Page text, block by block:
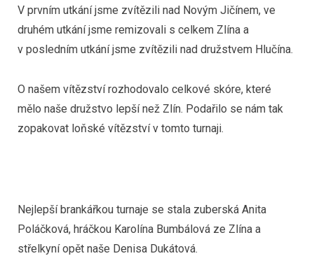
V prvním utkání jsme zvítězili nad Novým Jičínem, ve
druhém utkání jsme remizovali s celkem Zlína a
v posledním utkání jsme zvítězili nad družstvem Hlučína.
O našem vítězství rozhodovalo celkové skóre, které
mělo naše družstvo lepší než Zlín. Podařilo se nám tak
zopakovat loňské vítězství v tomto turnaji.
Nejlepší brankářkou turnaje se stala zuberská Anita
Poláčková, hráčkou Karolína Bumbálová ze Zlína a
střelkyní opět naše Denisa Dukátová.